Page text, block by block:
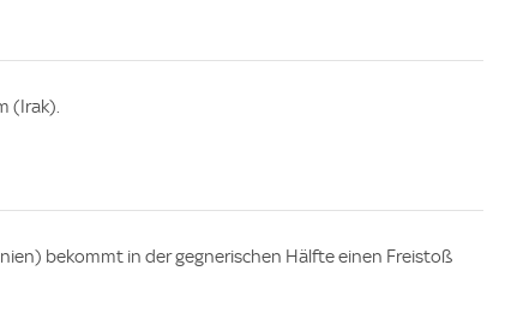
(Irak).
bekommt in der gegnerischen Hälfte einen Freistoß